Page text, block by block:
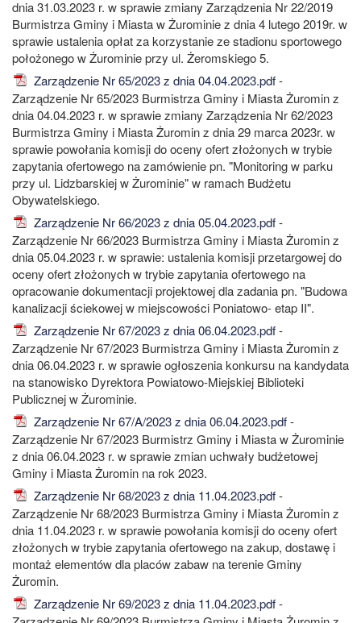
dnia 31.03.2023 r. w sprawie zmiany Zarządzenia Nr 22/2019
Burmistrza Gminy i Miasta w Żurominie z dnia 4 lutego 2019r. w
sprawie ustalenia opłat za korzystanie ze stadionu sportowego
położonego w Żurominie przy ul. Żeromskiego 5.
Zarządzenie Nr 65/2023 z dnia 04.04.2023.pdf-
Zarządzenie Nr 65/2023 Burmistrza Gminy i Miasta Żuromin z
dnia 04.04.2023 r. w sprawie zmiany Zarządzenia Nr 62/2023
Burmistrza Gminy i Miasta Żuromin z dnia 29 marca 2023r. w
sprawie powołania komisji do oceny ofert złożonych w trybie
zapytania ofertowego na zamówienie pn. "Monitoring w parku
przy ul. Lidzbarskiej w Żurominie" w ramach Budżetu
Obywatelskiego.
Zarządzenie Nr 66/2023 z dnia 05.04.2023.pdf-
Zarządzenie Nr 66/2023 Burmistrza Gminy i Miasta Żuromin z
dnia 05.04.2023 r. w sprawie: ustalenia komisji przetargowej do
oceny ofert złożonych w trybie zapytania ofertowego na
opracowanie dokumentacji projektowej dla zadania pn. "Budowa
kanalizacji ściekowej w miejscowości Poniatowo- etap II".
Zarządzenie Nr 67/2023 z dnia 06.04.2023.pdf-
Zarządzenie Nr 67/2023 Burmistrza Gminy i Miasta Żuromin z
dnia 06.04.2023 r. w sprawie ogłoszenia konkursu na kandydata
na stanowisko Dyrektora Powiatowo-Miejskiej Biblioteki
Publicznej w Żurominie.
Zarządzenie Nr 67/A/2023 z dnia 06.04.2023.pdf-
Zarządzenie Nr 67/2023 Burmistrz Gminy i Miasta w Żurominie
z dnia 06.04.2023 r. w sprawie zmian uchwały budżetowej
Gminy i Miasta Żuromin na rok 2023.
Zarządzenie Nr 68/2023 z dnia 11.04.2023.pdf-
Zarządzenie Nr 68/2023 Burmistrza Gminy i Miasta Żuromin z
dnia 11.04.2023 r. w sprawie powołania komisji do oceny ofert
złożonych w trybie zapytania ofertowego na zakup, dostawę i
montaż elementów dla placów zabaw na terenie Gminy
Żuromin.
Zarządzenie Nr 69/2023 z dnia 11.04.2023.pdf-